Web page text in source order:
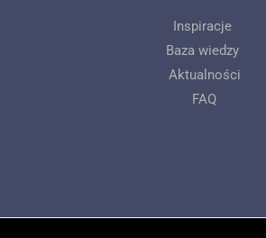
Inspiracje
Baza wiedzy
Aktualności
FAQ